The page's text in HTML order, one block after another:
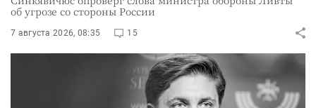
об угрозе со стороны России
7 августа 2026, 08:35 15